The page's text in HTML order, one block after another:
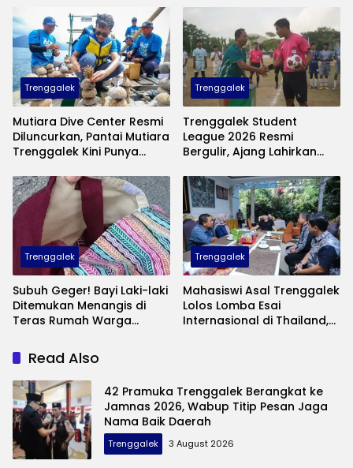
Anak Kurang Mampu
Trenggalek
Mutiara Dive Center Resmi
Diluncurkan, Pantai Mutiara
Trenggalek Kini Punya
Andalan
Trenggalek
Trenggalek Student
League 2026 Resmi
Bergulir, Ajang Lahirkan
Perebutkan Piala Bupati
Trenggalek
Subuh Geger! Bayi Laki-laki
Ditemukan Menangis di
Teras Rumah Warga
Pelaku Pembuangan
Trenggalek
Mahasiswi Asal Trenggalek
Lolos Lomba Esai
Internasional di Thailand,
Read Also
42 Pramuka Trenggalek Berangkat ke
Jamnas 2026, Wabup Titip Pesan Jaga
Nama Baik Daerah
Trenggalek 3 August 2026